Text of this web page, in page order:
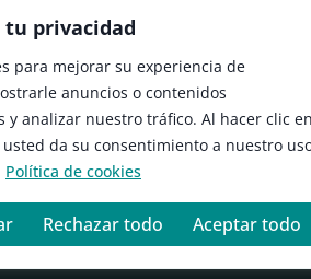
tu privacidad
para mejorar su experiencia de
anuncios o contenidos
y analizar nuestro tráfico. Al hacer clic en
usted da su consentimiento a nuestro
Política de cookies
Rechazar todo Aceptar todo